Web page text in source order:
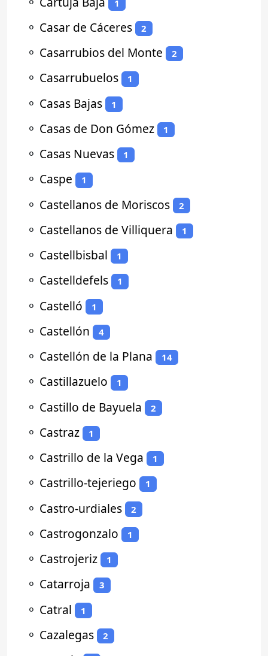
1
⚬ Casar de Cáceres 2
⚬ Casarrubios del Monte 2
⚬ Casarrubuelos 1
⚬ Casas Bajas 1
⚬ Casas de Don Gómez 1
⚬ Casas Nuevas 1
⚬ Caspe 1
⚬ Castellanos de Moriscos 2
⚬ Castellanos de Villiquera 1
⚬ Castellbisbal 1
⚬ Castelldefels 1
⚬ Castelló 1
⚬ Castellón 4
⚬ Castellón de la Plana 14
⚬ Castillazuelo 1
⚬ Castillo de Bayuela 2
⚬ Castraz 1
⚬ Castrillo de la Vega 1
⚬ Castrillo-tejeriego 1
⚬ Castro-urdiales 2
⚬ Castrogonzalo 1
⚬ Castrojeriz 1
⚬ Catarroja 3
⚬ Catral 1
⚬ Cazalegas 2